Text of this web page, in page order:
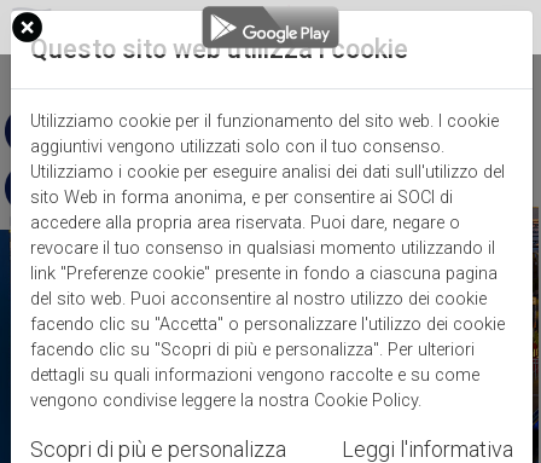
EN
Questo sito web utilizza i cookie
Utilizziamo cookie per il funzionamento del sito web. I cookie
aggiuntivi vengono utilizzati solo con il tuo consenso.
Utilizziamo i cookie per eseguire analisi dei dati sull'utilizzo del
sito Web in forma anonima, e per consentire ai SOCI di
accedere alla propria area riservata. Puoi dare, negare o
revocare il tuo consenso in qualsiasi momento utilizzando il
link "Preferenze cookie" presente in fondo a ciascuna pagina
del sito web. Puoi acconsentire al nostro utilizzo dei cookie
facendo clic su "Accetta" o personalizzare l'utilizzo dei cookie
facendo clic su "Scopri di più e personalizza". Per ulteriori
dettagli su quali informazioni vengono raccolte e su come
vengono condivise leggere la nostra Cookie Policy.
Scopri di più e personalizza Leggi l'informativa